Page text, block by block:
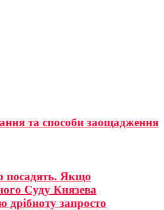
та способи заощадження
посадять. Якщо
Суду Князева
дрібноту запросто